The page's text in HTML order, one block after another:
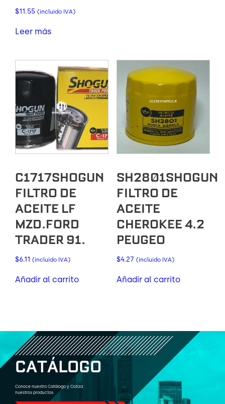
$11.55 (incluido IVA)
Leer más
C1717SHOGUN
FILTRO DE
ACEITE LF
MZD.FORD
TRADER 91.
$6.11 (incluido IVA)
Añadir al carrito
SH2801SHOGUN
FILTRO DE
ACEITE
CHEROKEE 4.2
PEUGEO
$4.27 (incluido IVA)
Añadir al carrito
CATÁLOGO
Conoce nuestro Catálogo y Cotiza
nuestros productos.